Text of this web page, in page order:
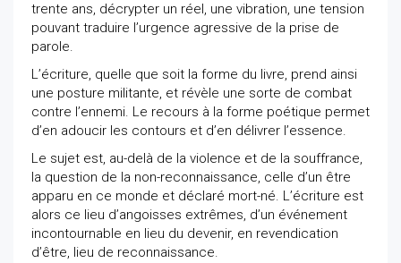
trente ans, décrypter un réel, une vibration, une tension
pouvant traduire l’urgence agressive de la prise de
parole.
L’écriture, quelle que soit la forme du livre, prend ainsi
une posture militante, et révèle une sorte de combat
contre l’ennemi. Le recours à la forme poétique permet
d’en adoucir les contours et d’en délivrer l’essence.
Le sujet est, au-delà de la violence et de la souffrance,
la question de la non-reconnaissance, celle d’un être
apparu en ce monde et déclaré mort-né. L’écriture est
alors ce lieu d’angoisses extrêmes, d’un événement
incontournable en lieu du devenir, en revendication
d’être, lieu de reconnaissance.